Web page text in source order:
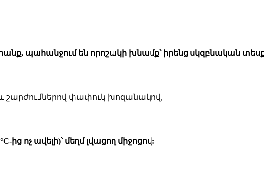
պահանջում են որոշակի խնամք՝ իրենց սկզբնական
շարժումներով փափուկ խոզանակով,
ից ոչ ավելի)՝ մեղմ լվացող միջոցով: